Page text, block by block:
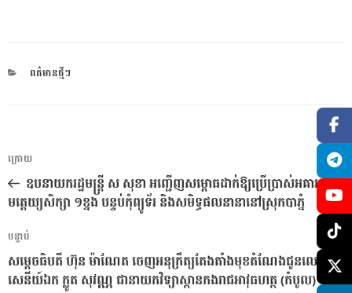
CATEGORIES
ពត៌មានថ្មីៗ
ការ​
នាំទិស​
ប្រកាស
អត្ថបទ
មុន
ក្រោយ
ឧបនាយករដ្ឋមន្ត្រី ស សុខា អញ្ជើញសម្ពោធដាក់ឱ្យប្រើប្រាស់អគារ
មត្តេយ្យសិក្សា ១ខ្នង បន្ទប់កុំព្យូទ័រ​ និងសមិទ្ធផលនានានៅស្រុកបាភ្នំ
អត្ថបទ
បន្ទាប់
បន្ទាប់
សម្តេចធិបតី ហ៊ុន ម៉ាណែត ចេញអនុក្រឹត្យតែងតាំងមុខតំណែងជូនលោកវរ
សេនីយ៍ឯក ក្លូត សុវណ្ណ ជានាយកវិទ្យាស្ថានកងរាជអាវុធហត្ថ (កំបូល)